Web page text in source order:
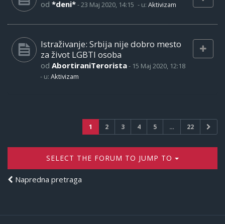
od *deni*-23 Maj 2020, 14:15 - u: Aktivizam
Istraživanje: Srbija nije dobro mesto
za život LGBTI osoba
od AbortiraniTerorista- 15 Maj 2020, 12:18
- u: Aktivizam
1 2 3 4 5 … 22
SELECT THE FORUM TO JUMP TO
Napredna pretraga